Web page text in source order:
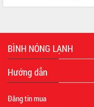
BÌNH NÓNG LẠNH
Hướng dẫn
Đăng tin mua